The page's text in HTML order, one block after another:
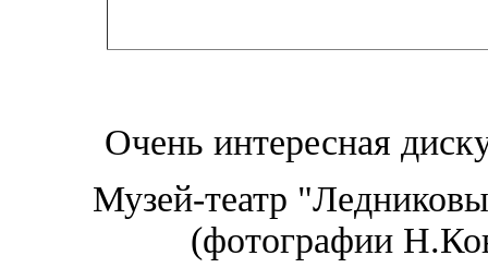
Очень интересная
Музей-театр
(фотографии